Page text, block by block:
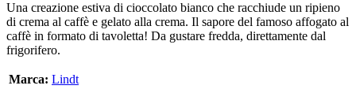
Una creazione estiva di cioccolato bianco che racchiude un ripieno
di crema al caffè e gelato alla crema. Il sapore del famoso affogato al
caffè in formato di tavoletta! Da gustare fredda, direttamente dal
frigorifero.
Marca: Lindt